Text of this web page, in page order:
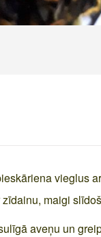
vieglus
maigi
aveņu un